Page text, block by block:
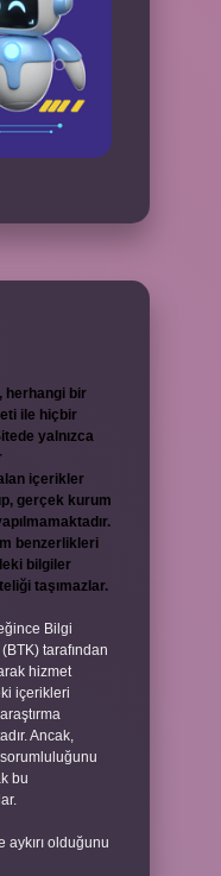
herhangi bir
ile hiçbir
yalnızca
içerikler
gerçek kurum
benzerlikleri
bilgiler
taşımazlar.
Bilgi
tarafından
hizmet
içerikleri
Ancak,
bu
olduğunu